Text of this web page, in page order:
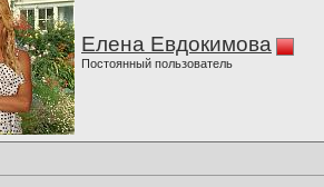
Елена Евдокимова
Постоянный пользователь